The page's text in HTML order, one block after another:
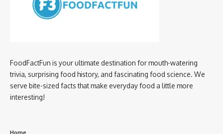
FoodFactFun is your ultimate destination for mouth-watering
trivia, surprising food history, and fascinating food science. We
serve bite-sized facts that make everyday food a little more
interesting!
Home